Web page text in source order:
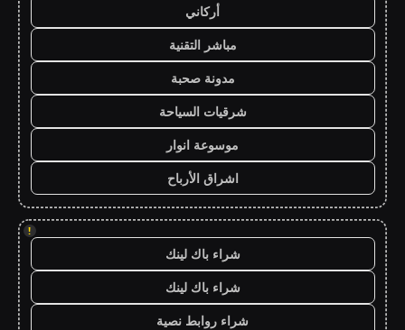
أركاني
مباشر التقنية
مدونة صحبة
شرقيات السياحة
موسوعة انوار
اشراق الأرباح
!
شراء باك لينك
شراء باك لينك
شراء روابط نصية